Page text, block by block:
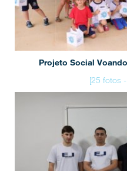
Projeto Social
[25 fotos